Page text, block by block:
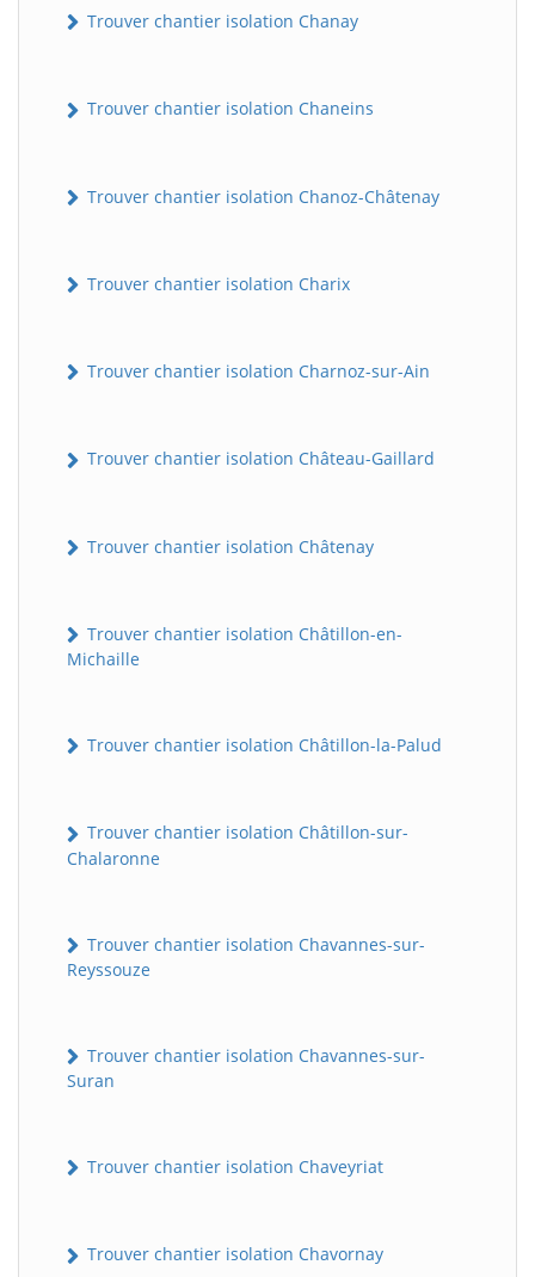
Trouver chantier isolation Chanay
Trouver chantier isolation Chaneins
Trouver chantier isolation Chanoz-Châtenay
Trouver chantier isolation Charix
Trouver chantier isolation Charnoz-sur-Ain
Trouver chantier isolation Château-Gaillard
Trouver chantier isolation Châtenay
Trouver chantier isolation Châtillon-en-
Michaille
Trouver chantier isolation Châtillon-la-Palud
Trouver chantier isolation Châtillon-sur-
Chalaronne
Trouver chantier isolation Chavannes-sur-
Reyssouze
Trouver chantier isolation Chavannes-sur-
Suran
Trouver chantier isolation Chaveyriat
Trouver chantier isolation Chavornay